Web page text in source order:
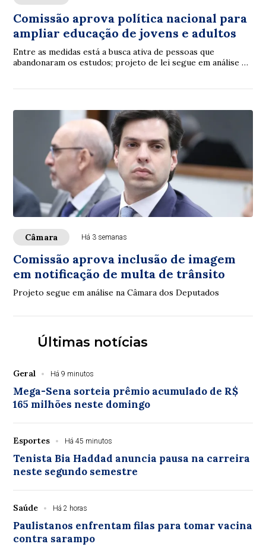
Comissão aprova política nacional para
ampliar educação de jovens e adultos
Entre as medidas está a busca ativa de pessoas que
abandonaram os estudos; projeto de lei segue em análise na
Câmara Há 3 semanas
Comissão aprova inclusão de imagem
em notificação de multa de trânsito
Projeto segue em análise na Câmara dos Deputados
Últimas notícias
Geral Há 9 minutos
Mega-Sena sorteia prêmio acumulado de R$
165 milhões neste domingo
Esportes Há 45 minutos
Tenista Bia Haddad anuncia pausa na carreira
neste segundo semestre
Saúde Há 2 horas
Paulistanos enfrentam filas para tomar vacina
contra sarampo